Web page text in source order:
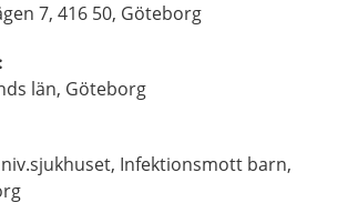
7, 416 50, Göteborg
län, Göteborg
Infektionsmott barn,